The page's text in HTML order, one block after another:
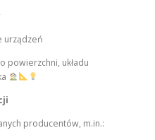
urządzeń
powierzchni, układu
producentów, m.in.: